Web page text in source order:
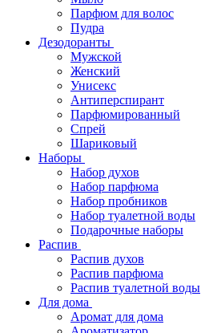
Парфюм для волос
Пудра
Дезодоранты
Мужской
Женский
Унисекс
Антиперспирант
Парфюмированный
Спрей
Шариковый
Наборы
Набор духов
Набор парфюма
Набор пробников
Набор туалетной воды
Подарочные наборы
Распив
Распив духов
Распив парфюма
Распив туалетной воды
Для дома
Аромат для дома